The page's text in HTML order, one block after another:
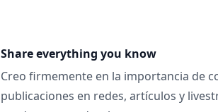
Share everything you know
Creo firmemente en la importancia de
publicaciones en redes, artículos y